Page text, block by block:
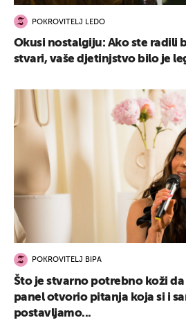
POKROVITELJ LEDO
Okusi nostalgiju: Ako ste radili
stvari, vaše djetinjstvo bilo je
POKROVITELJ BIPA
Što je stvarno potrebno koži da
panel otvorio pitanja koja si i
postavljamo...